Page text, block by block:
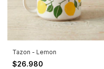
Tazon - Lemon
$26.980